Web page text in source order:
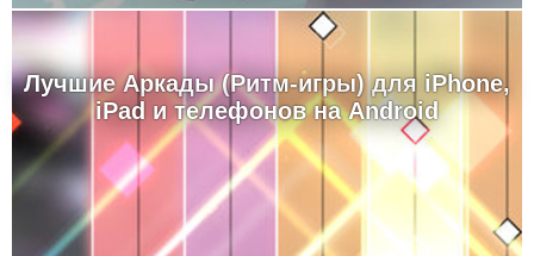
Лучшие Аркады (Ритм-игры) для iPhone,
iPad и телефонов на Android